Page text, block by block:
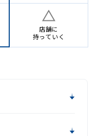
店舗に
持っていく